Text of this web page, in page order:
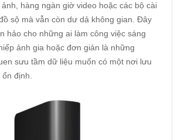
hàng ngàn giờ video hoặc các bộ cài
sộ mà vẫn còn dư dả không gian. Đây
hảo cho những ai làm công việc sáng
ảnh gia hoặc đơn giản là những
sưu tầm dữ liệu muốn có một nơi lưu
định.